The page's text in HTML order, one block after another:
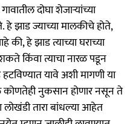
दोघा शेजाऱ्यांच्या
हे झाड ज्याच्या मालकीचे होते,
की, हे झाड त्याच्या घराच्या
किंवा त्याचा नारळ पडून
यावे अशी मागणी या
कोणतेही नुकसान होणार नसून ते
तारा बांधल्या आहेत